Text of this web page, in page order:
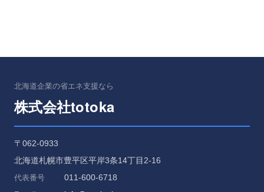
北海道企業の省エネ支援なら
株式会社totoka
〒062-0933
北海道札幌市豊平区平岸3条14丁目2-16
代表番号 011-600-6718